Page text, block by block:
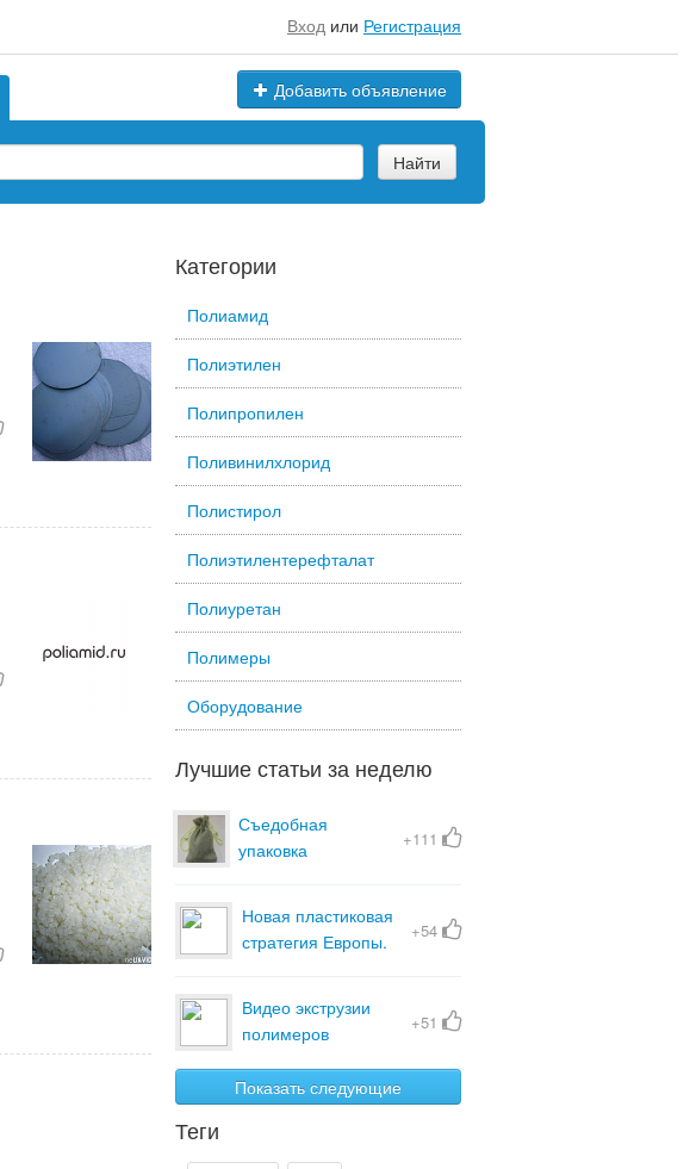
Вход или Регистрация
Добавить объявление
Найти
Категории
Полиамид
Полиэтилен
Полипропилен
Поливинилхлорид
Полистирол
Полиэтилентерефталат
Полиуретан
Полимеры
Оборудование
Лучшие статьи за неделю
Съедобная
упаковка
+111
Новая пластиковая
стратегия Европы.
+54
Видео экструзии
полимеров
+51
Показать следующие
Теги